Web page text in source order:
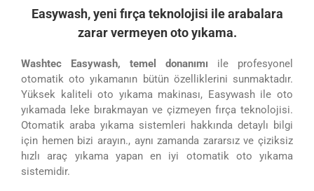
Easywash, yeni fırça teknolojisi ile arabalara
zarar vermeyen oto yıkama.
Washtec Easywash, temel donanımı ile profesyonel
otomatik oto yıkamanın bütün özelliklerini sunmaktadır.
Yüksek kaliteli oto yıkama makinası, Easywash ile oto
yıkamada leke bırakmayan ve çizmeyen fırça teknolojisi.
Otomatik araba yıkama sistemleri hakkında detaylı bilgi
için hemen bizi arayın., aynı zamanda zararsız ve çiziksiz
hızlı araç yıkama yapan en iyi otomatik oto yıkama
sistemidir.